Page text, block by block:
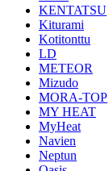
KENTATSU
Kiturami
Kotitonttu
LD
METEOR
Mizudo
MORA-TOP
MY HEAT
MyHeat
Navien
Neptun